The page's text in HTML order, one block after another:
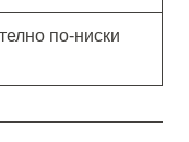
по-ниски